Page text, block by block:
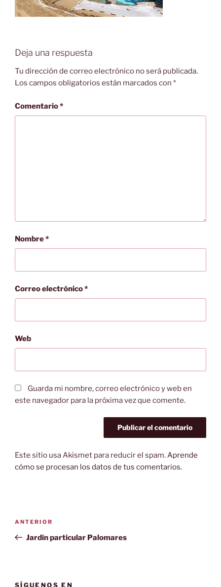
Deja una respuesta
Tu dirección de correo electrónico no será publicada.
Los campos obligatorios están marcados con *
Comentario*
Nombre*
Correo electrónico*
Web
Guarda mi nombre, correo electrónico y web en
este navegador para la próxima vez que comente.
Este sitio usa Akismet para reducir el spam.Aprende
cómo se procesan los datos de tus comentarios.
entradas
Entrada
anterior:
ANTERIOR
Jardín particular Palomares
SÍGUENOS EN